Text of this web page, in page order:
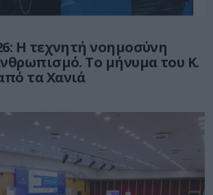
Η τεχνητή νοημοσύνη
Το μήνυμα του Κ.
τα Χανιά